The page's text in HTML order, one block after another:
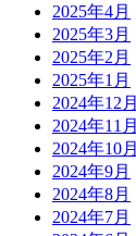
2025年4月
2025年3月
2025年2月
2025年1月
2024年12月
2024年11月
2024年10月
2024年9月
2024年8月
2024年7月